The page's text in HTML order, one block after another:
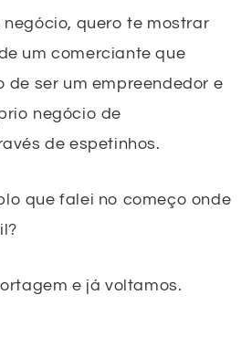
quero te mostrar
um comerciante que
de ser um empreendedor e
negócio de
de espetinhos.
que falei no começo onde
e já voltamos.